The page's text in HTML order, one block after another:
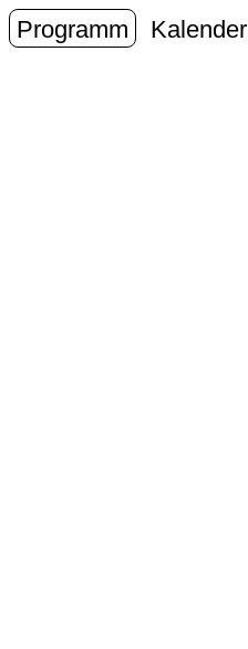
Programm Kalender